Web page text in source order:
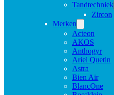
Tandtechniek
Zircon
Merken
Acteon
AKOS
Anthogyr
Ariel Quetin
Astra
Bien Air
BlancOne